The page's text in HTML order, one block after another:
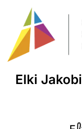
Elki Jakobi